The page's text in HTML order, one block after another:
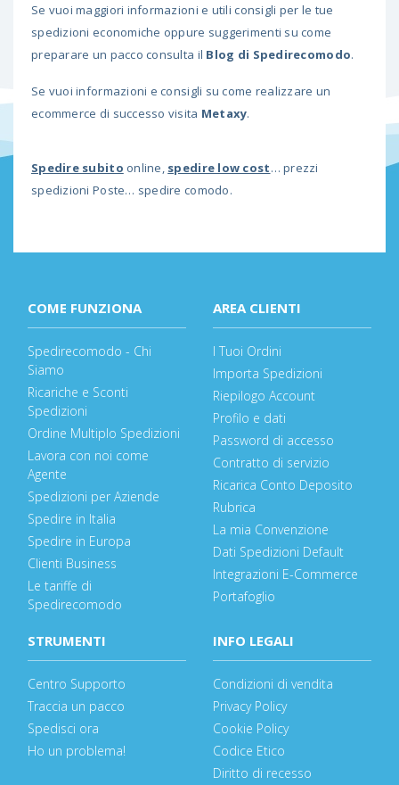
Se vuoi maggiori informazioni e utili consigli per le tue
spedizioni economiche oppure suggerimenti su come
preparare un pacco consulta il Blog di Spedirecomodo.
Se vuoi informazioni e consigli su come realizzare un
ecommerce di successo visita Metaxy.
Spedire subito online, spedire low cost… prezzi
spedizioni Poste… spedire comodo.
COME FUNZIONA
Spedirecomodo - Chi
Siamo
Ricariche e Sconti
Spedizioni
Ordine Multiplo Spedizioni
Lavora con noi come
Agente
Spedizioni per Aziende
Spedire in Italia
Spedire in Europa
Clienti Business
Le tariffe di
Spedirecomodo
AREA CLIENTI
I Tuoi Ordini
Importa Spedizioni
Riepilogo Account
Profilo e dati
Password di accesso
Contratto di servizio
Ricarica Conto Deposito
Rubrica
La mia Convenzione
Dati Spedizioni Default
Integrazioni E-Commerce
Portafoglio
STRUMENTI
Centro Supporto
Traccia un pacco
Spedisci ora
Ho un problema!
INFO LEGALI
Condizioni di vendita
Privacy Policy
Cookie Policy
Codice Etico
Diritto di recesso